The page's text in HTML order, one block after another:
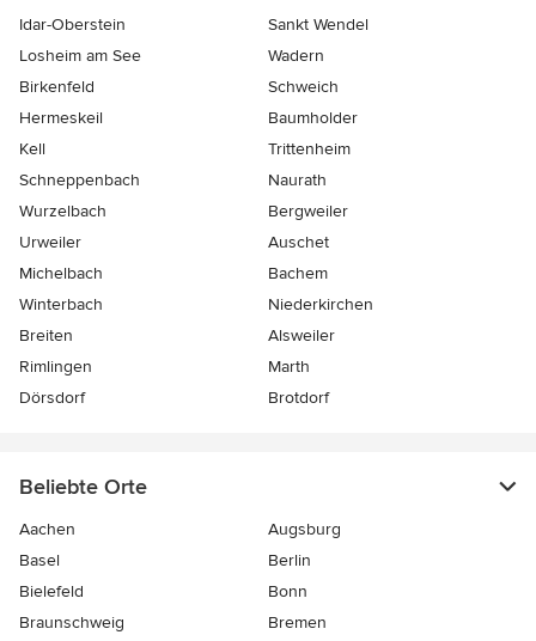
Idar-Oberstein
Sankt Wendel
Losheim am See
Wadern
Birkenfeld
Schweich
Hermeskeil
Baumholder
Kell
Trittenheim
Schneppenbach
Naurath
Wurzelbach
Bergweiler
Urweiler
Auschet
Michelbach
Bachem
Winterbach
Niederkirchen
Breiten
Alsweiler
Rimlingen
Marth
Dörsdorf
Brotdorf
Beliebte Orte
Aachen
Augsburg
Basel
Berlin
Bielefeld
Bonn
Braunschweig
Bremen